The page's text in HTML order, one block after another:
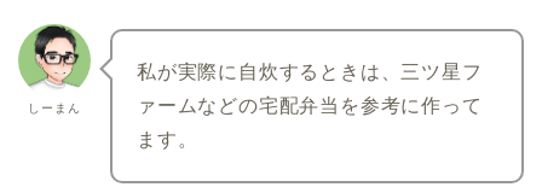
しーまん
私が実際に自炊するときは、三ツ星フ
ァームなどの宅配弁当を参考に作って
ます。